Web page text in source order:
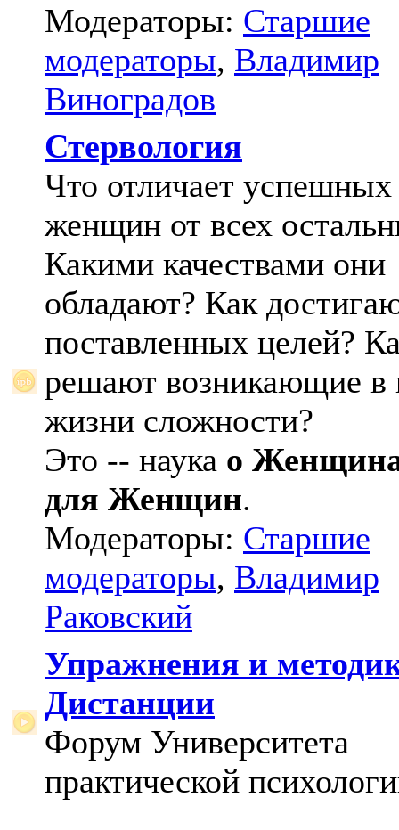
Модераторы: Старшие
модераторы, Владимир
Виноградов
Стервология
Что отличает успешных
женщин от всех
Какими качествами они
обладают? Как
поставленных целей?
решают возникающие в
жизни сложности?
Это -- наука о
для Женщин.
Модераторы: Старшие
модераторы, Владимир
Раковский
Упражнения и
Дистанции
Форум Университета
практической